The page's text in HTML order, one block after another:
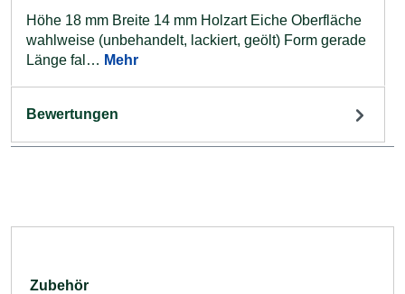
Höhe 18 mm Breite 14 mm Holzart Eiche Oberfläche
wahlweise (unbehandelt, lackiert, geölt) Form gerade
Länge fal… Mehr
Bewertungen
Produktgalerie überspringen
Zubehör